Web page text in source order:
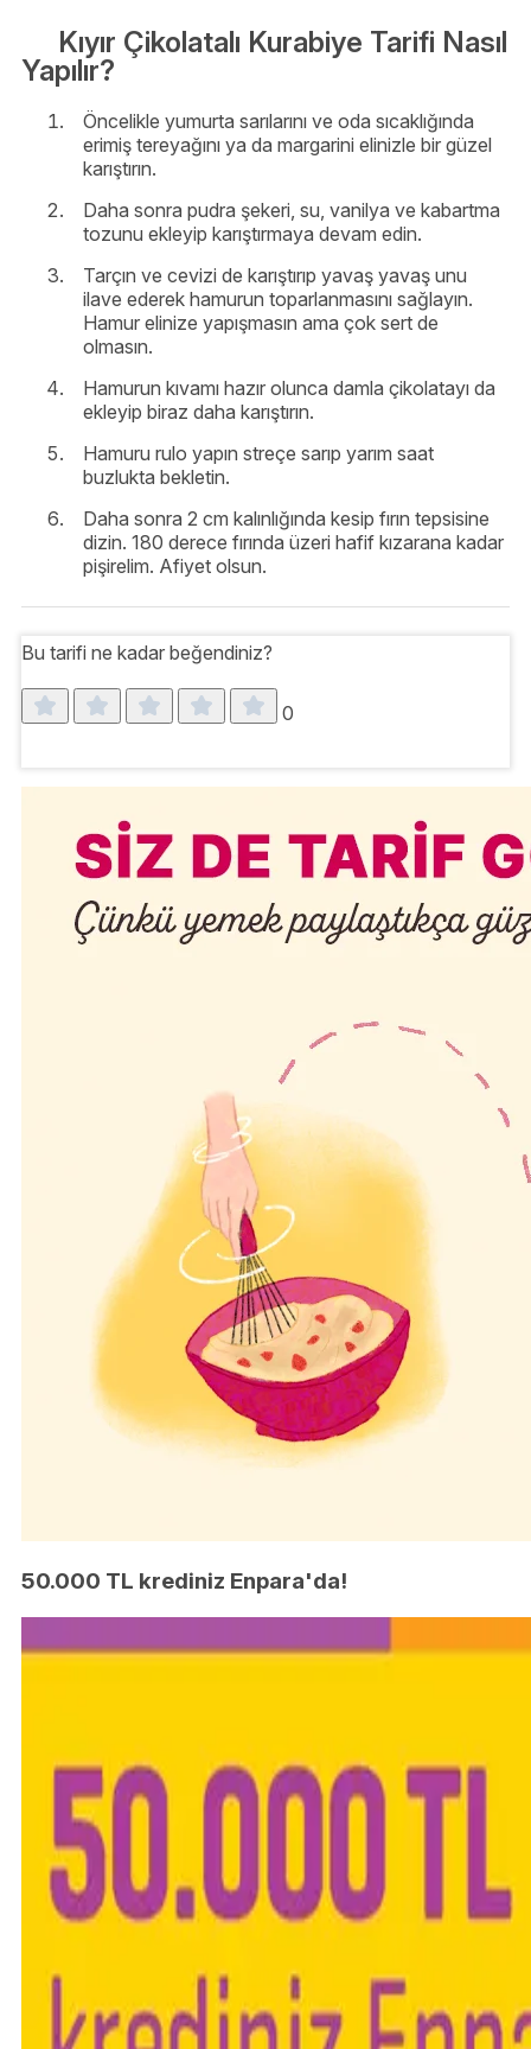
Kıyır Çikolatalı Kurabiye Tarifi Nasıl
Yapılır?
Öncelikle yumurta sarılarını ve oda sıcaklığında
erimiş tereyağını ya da margarini elinizle bir güzel
karıştırın.
Daha sonra pudra şekeri, su, vanilya ve kabartma
tozunu ekleyip karıştırmaya devam edin.
Tarçın ve cevizi de karıştırıp yavaş yavaş unu
ilave ederek hamurun toparlanmasını sağlayın.
Hamur elinize yapışmasın ama çok sert de
olmasın.
Hamurun kıvamı hazır olunca damla çikolatayı da
ekleyip biraz daha karıştırın.
Hamuru rulo yapın streçe sarıp yarım saat
buzlukta bekletin.
Daha sonra 2 cm kalınlığında kesip fırın tepsisine
dizin. 180 derece fırında üzeri hafif kızarana kadar
pişirelim. Afiyet olsun.
Bu tarifi ne kadar beğendiniz?
0
50.000 TL krediniz Enpara'da!